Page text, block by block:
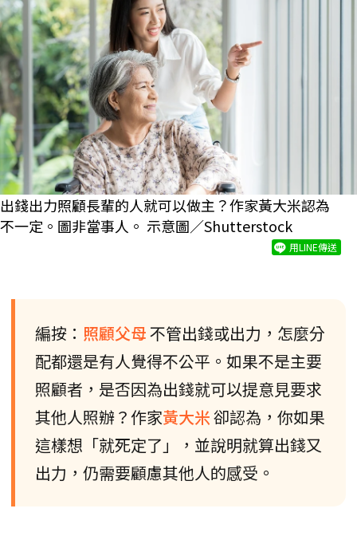
出錢出力照顧長輩的人就可以做主？作家黃大米認為
不一定。圖非當事人。 示意圖／Shutterstock
用LINE傳送
編按： 照顧父母不管出錢或出力，怎麼分
配都還是有人覺得不公平。如果不是主要
照顧者，是否因為出錢就可以提意見要求
其他人照辦？作家黃大米卻認為，你如果
這樣想「就死定了」，並說明就算出錢又
出力，仍需要顧慮其他人的感受。